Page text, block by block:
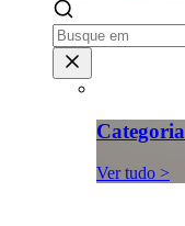
Categoria
Ver tudo >